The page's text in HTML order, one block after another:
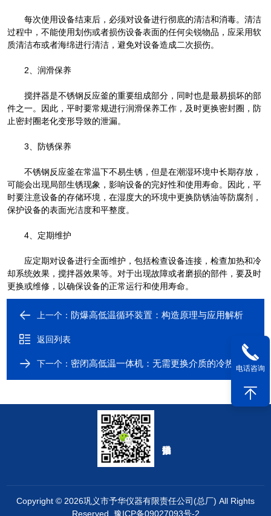
每次使用设备结束后，必须对设备进行彻底的清洁和消毒。清洁
过程中，不能使用划伤或者损伤设备表面的任何尖锐物品，应采用软
质清洁布或者海绵进行清洁，避免对设备造成二次损伤。
2、润滑保养
搅拌器是不锈钢反应釜的重要组成部分，同时也是最易损坏的部
件之一。因此，平时要常规进行润滑保养工作，及时更换密封圈，防
止密封圈老化变形导致的泄漏。
3、防锈保养
不锈钢反应釜在常温下不易生锈，但是在潮湿环境中长期存放，
可能会出现局部生锈现象，影响设备的完好性和使用寿命。因此，平
时要注意设备的存储环境，在湿度大的环境中更换防锈油等防腐剂，
保护设备的表面光洁度和平整度。
4、定期维护
应定期对设备进行全面维护，包括检查设备连接，检查加热和冷
却系统效果，搅拌器效果等。对于出现故障或者磨损的部件，要及时
更换或维修，以确保设备的正常运行和使用寿命。
上一个： 防爆高低温循环装置：构造原理与应用解析
返回列表
下一个： 密闭高低温一体机：无需更换介质的冷热交换解决方案
Copyright © 2026巩义市予华仪器有限责任公司(总厂) All Rights
Reserved 豫ICP备09027093号-2
电话咨询